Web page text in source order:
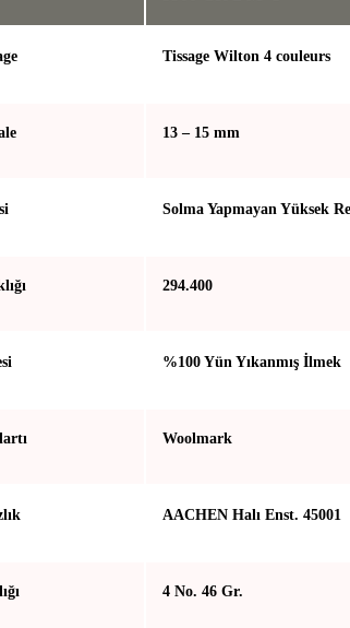
Tissage Wilton 4 couleurs
13 – 15 mm
Solma Yapmayan Yüksek
294.400
%100 Yün Yıkanmış İlmek
Woolmark
AACHEN Halı Enst. 45001
4 No. 46 Gr.